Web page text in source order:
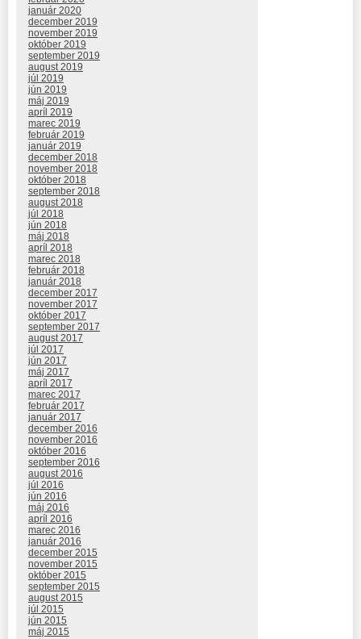
január 2020
december 2019
november 2019
október 2019
september 2019
august 2019
júl 2019
jún 2019
máj 2019
apríl 2019
marec 2019
február 2019
január 2019
december 2018
november 2018
október 2018
september 2018
august 2018
júl 2018
jún 2018
máj 2018
apríl 2018
marec 2018
február 2018
január 2018
december 2017
november 2017
október 2017
september 2017
august 2017
júl 2017
jún 2017
máj 2017
apríl 2017
marec 2017
február 2017
január 2017
december 2016
november 2016
október 2016
september 2016
august 2016
júl 2016
jún 2016
máj 2016
apríl 2016
marec 2016
január 2016
december 2015
november 2015
október 2015
september 2015
august 2015
júl 2015
jún 2015
máj 2015